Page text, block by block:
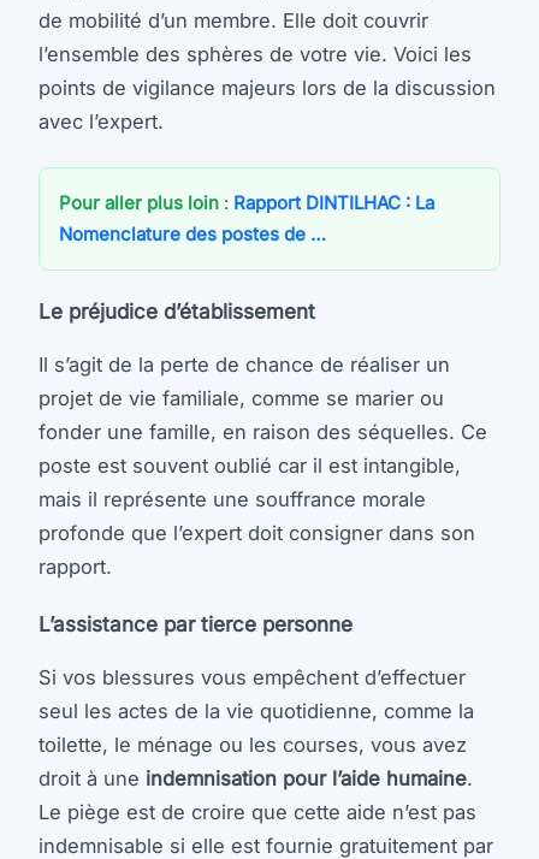
de mobilité d’un membre. Elle doit couvrir
l’ensemble des sphères de votre vie. Voici les
points de vigilance majeurs lors de la discussion
avec l’expert.
Pour aller plus loin : Rapport DINTILHAC : La
Nomenclature des postes de …
Le préjudice d’établissement
Il s’agit de la perte de chance de réaliser un
projet de vie familiale, comme se marier ou
fonder une famille, en raison des séquelles. Ce
poste est souvent oublié car il est intangible,
mais il représente une souffrance morale
profonde que l’expert doit consigner dans son
rapport.
L’assistance par tierce personne
Si vos blessures vous empêchent d’effectuer
seul les actes de la vie quotidienne, comme la
toilette, le ménage ou les courses, vous avez
droit à une indemnisation pour l’aide humaine.
Le piège est de croire que cette aide n’est pas
indemnisable si elle est fournie gratuitement par